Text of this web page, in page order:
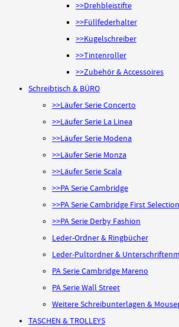
>>Drehbleistifte
>>Füllfederhalter
>>Kugelschreiber
>>Tintenroller
>>Zubehör & Accessoires
Schreibtisch & BÜRO
>>Läufer Serie Concerto
>>Läufer Serie La Linea
>>Läufer Serie Modena
>>Läufer Serie Monza
>>Läufer Serie Scala
>>PA Serie Cambridge
>>PA Serie Cambridge First Selection
>>PA Serie Derby Fashion
Leder-Ordner & Ringbücher
Leder-Pultordner &
PA Serie Cambridge Mareno
PA Serie Wall Street
Weitere Schreibunterlagen &
TASCHEN & TROLLEYS